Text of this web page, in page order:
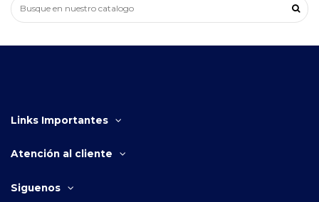
Links Importantes
Atención al cliente
Siguenos